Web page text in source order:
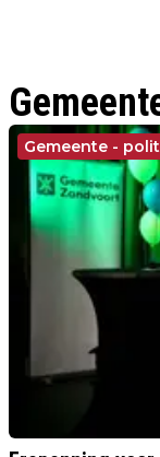
Gemeente -